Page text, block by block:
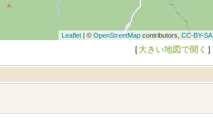
Leaflet| © OpenStreetMapcontributors, CC-BY-SA
［大きい地図で開く ］